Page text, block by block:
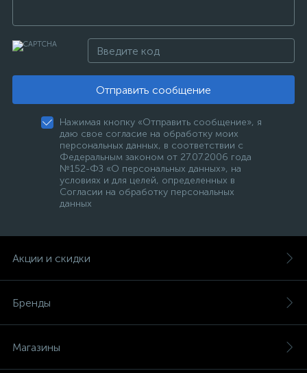
Отправить сообщение
Нажимая кнопку «Отправить сообщение», я
даю свое согласие на обработку моих
персональных данных, в соответствии с
Федеральным законом от 27.07.2006 года
№152-ФЗ «О персональных данных», на
условиях и для целей, определенных в
Согласии на обработку персональных
данных
Акции и скидки
Бренды
Магазины